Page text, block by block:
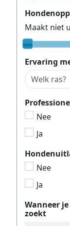
Maakt niet
Ervaring
Nee
Ja
Nee
Ja
Wanneer
zoekt